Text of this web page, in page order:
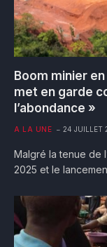
Boom minier
met en garde
l’abondance »
A LA UNE 24 JUILLET
Malgré la tenue de
2025 et le